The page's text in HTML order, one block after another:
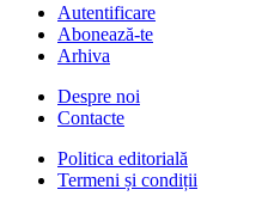
Autentificare
Abonează-te
Arhiva
Despre noi
Contacte
Politica editorială
Termeni și condiții